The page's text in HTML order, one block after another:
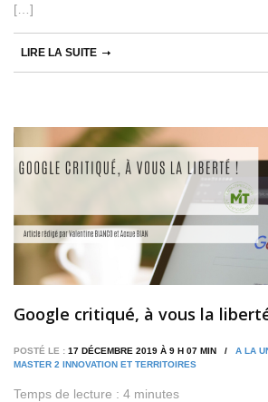
[…]
LIRE LA SUITE
Google critiqué, à vous la
POSTÉ LE : 17 DÉCEMBRE 2019 À 9 H 07 MIN / A LA
MASTER 2 INNOVATION ET TERRITOIRES
Temps de lecture : 4 minutes